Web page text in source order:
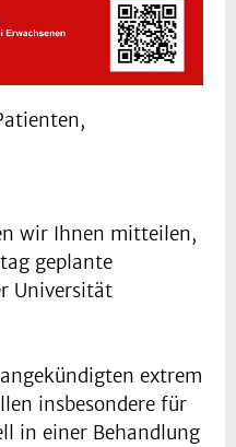
wir Ihnen mitteilen,
geplante
Universität
extrem
insbesondere für
in einer Behandlung